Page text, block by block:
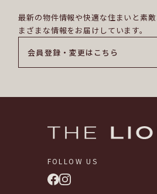
最新の物件情報や快適な住まいと素
まざまな情報をお届けしています。
会員登録・変更はこちら
FOLLOW US